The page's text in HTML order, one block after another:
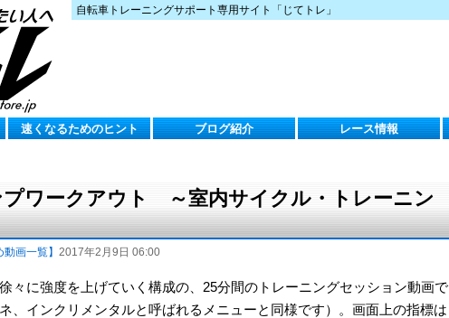
自転車トレーニングサポート専用サイト「じてトレ」
速くなるためのヒント ブログ紹介 レース情報
プワークアウト ～室内サイクル・トレーニン
動画一覧】 2017年2月9日 06:00
々に強度を上げていく構成の、25分間のトレーニングセッション動画で
、インクリメンタルと呼ばれるメニューと同様です）。画面上の指標は